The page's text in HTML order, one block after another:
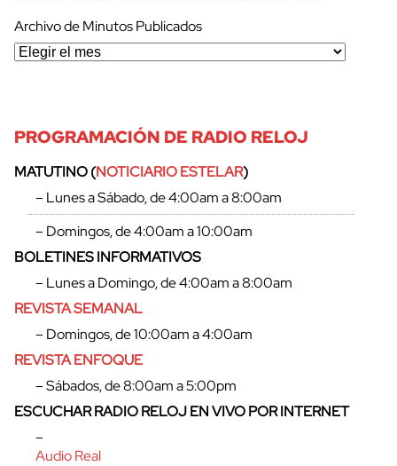
Archivo de Minutos Publicados
PROGRAMACIÓN DE RADIO RELOJ
MATUTINO (NOTICIARIO ESTELAR)
– Lunes a Sábado, de 4:00am a 8:00am
– Domingos, de 4:00am a 10:00am
BOLETINES INFORMATIVOS
– Lunes a Domingo, de 4:00am a 8:00am
REVISTA SEMANAL
– Domingos, de 10:00am a 4:00am
REVISTA ENFOQUE
– Sábados, de 8:00am a 5:00pm
ESCUCHAR RADIO RELOJ EN VIVO POR INTERNET
–
Audio Real